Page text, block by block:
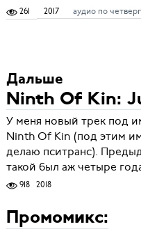
261 2017 аудио по
Дальше
Ninth Of Kin:
У меня новый трек под
Ninth Of Kin (под этим
делаю пситранс).
такой был аж четыре
918 2018
Промомикс: